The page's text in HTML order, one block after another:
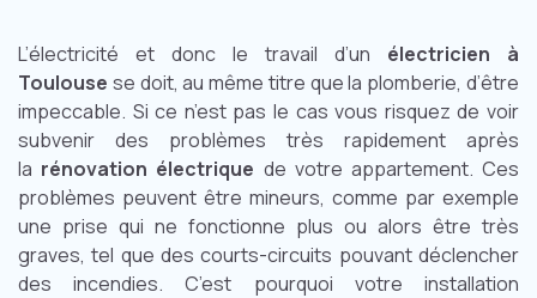
L’électricité et donc le travail d’un électricien à
Toulouse se doit, au même titre que la plomberie, d’être
impeccable. Si ce n’est pas le cas vous risquez de voir
subvenir des problèmes très rapidement après
la rénovation électrique de votre appartement. Ces
problèmes peuvent être mineurs, comme par exemple
une prise qui ne fonctionne plus ou alors être très
graves, tel que des courts-circuits pouvant déclencher
des incendies. C’est pourquoi votre installation